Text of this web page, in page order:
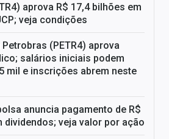
aprova R$ 17,4 bilhões em
veja condições
(PETR4) aprova
salários iniciais podem
mil e inscrições abrem neste
anuncia pagamento de R$
dividendos; veja valor por ação